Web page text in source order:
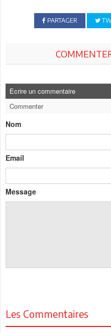
PARTAGER
Ecrire un commentaire
Commenter
Nom
Email
Message
Les Commentaires